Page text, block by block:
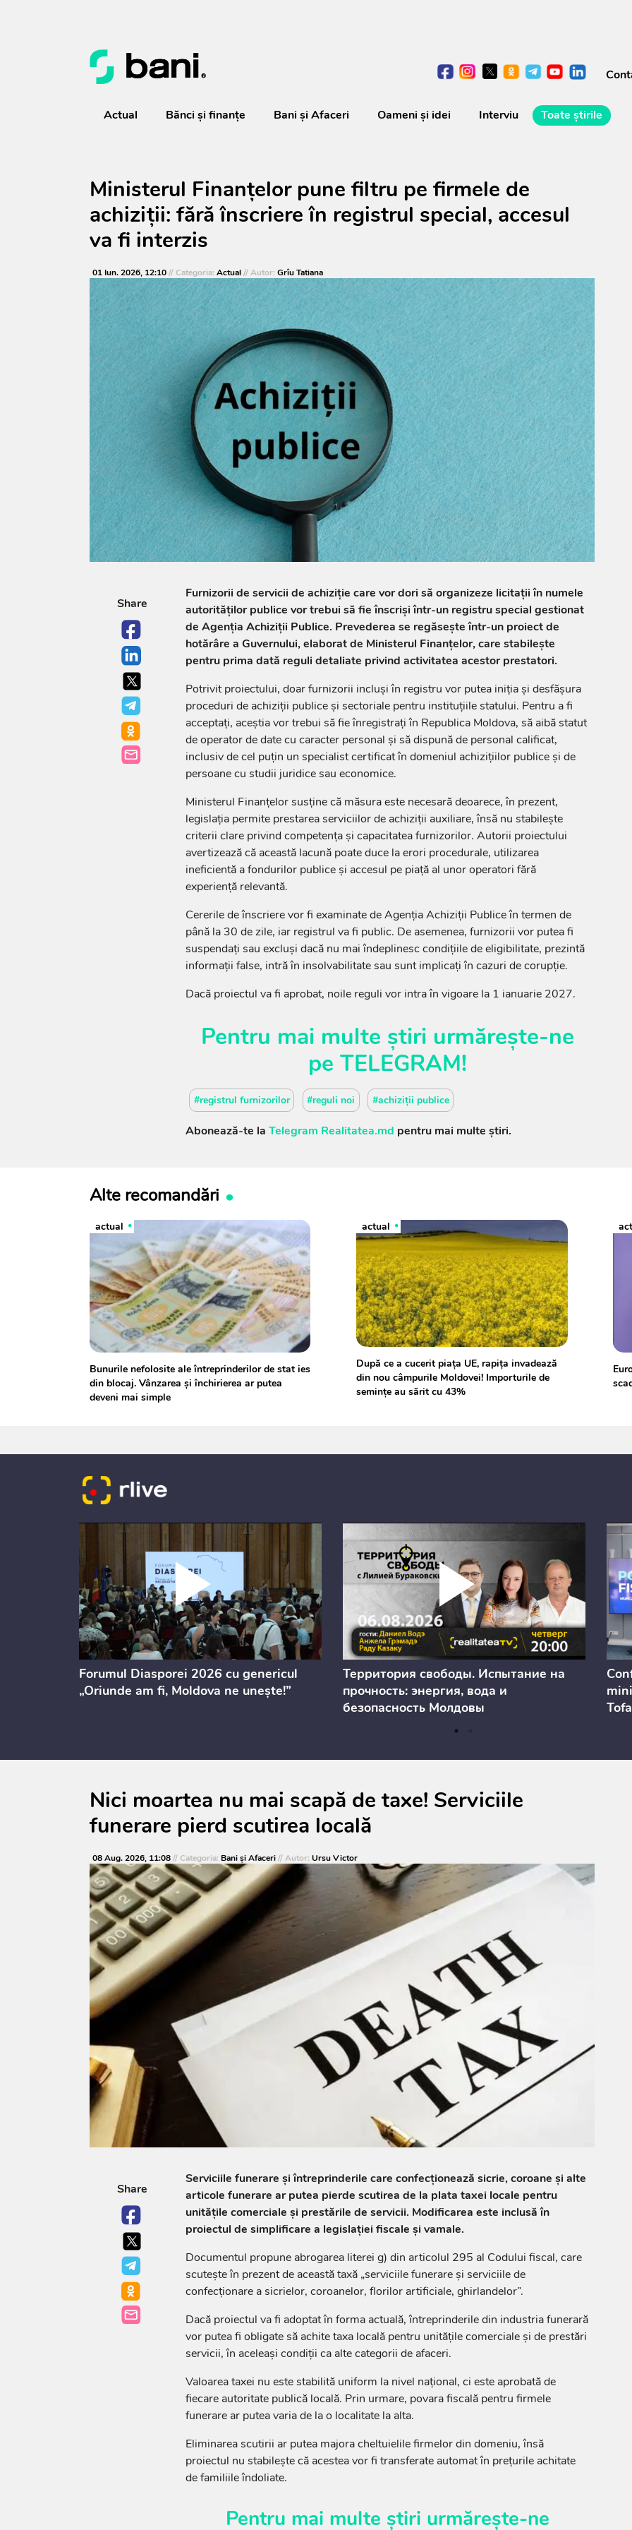
Actual Bănci şi finanţe Bani și Afaceri Oameni şi idei Interviu Toate știrile
Ministerul Finanțelor pune filtru pe firmele de
achiziții: fără înscriere în registrul special, accesul
va fi interzis
01 Iun. 2026, 12:10// Categoria: Actual// Autor: Grîu Tatiana
Share
Furnizorii de servicii de achiziție care vor dori să organizeze licitații în numele
autorităților publice vor trebui să fie înscriși într-un registru special gestionat
de Agenția Achiziții Publice. Prevederea se regăsește într-un proiect de
hotărâre a Guvernului, elaborat de Ministerul Finanțelor, care stabilește
pentru prima dată reguli detaliate privind activitatea acestor prestatori.
Potrivit proiectului, doar furnizorii incluși în registru vor putea iniția și desfășura
proceduri de achiziții publice și sectoriale pentru instituțiile statului. Pentru a fi
acceptați, aceștia vor trebui să fie înregistrați în Republica Moldova, să aibă statut
de operator de date cu caracter personal și să dispună de personal calificat,
inclusiv de cel puțin un specialist certificat în domeniul achizițiilor publice și de
persoane cu studii juridice sau economice.
Ministerul Finanțelor susține că măsura este necesară deoarece, în prezent,
legislația permite prestarea serviciilor de achiziții auxiliare, însă nu stabilește
criterii clare privind competența și capacitatea furnizorilor. Autorii proiectului
avertizează că această lacună poate duce la erori procedurale, utilizarea
ineficientă a fondurilor publice și accesul pe piață al unor operatori fără
experiență relevantă.
Cererile de înscriere vor fi examinate de Agenția Achiziții Publice în termen de
până la 30 de zile, iar registrul va fi public. De asemenea, furnizorii vor putea fi
suspendați sau excluși dacă nu mai îndeplinesc condițiile de eligibilitate, prezintă
informații false, intră în insolvabilitate sau sunt implicați în cazuri de corupție.
Dacă proiectul va fi aprobat, noile reguli vor intra în vigoare la 1 ianuarie 2027.
Pentru mai multe știri urmărește-ne
pe TELEGRAM!
#registrul furnizorilor #reguli noi #achiziții publice
Abonează-te la Telegram Realitatea.md pentru mai multe știri.
Alte recomandări
actual
Bunurile nefolosite ale întreprinderilor de stat ies
din blocaj. Vânzarea și închirierea ar putea
deveni mai simple
actual
După ce a cucerit piața UE, rapița invadează
din nou câmpurile Moldovei! Importurile de
semințe au sărit cu 43%
Forumul Diasporei 2026 cu genericul
„Oriunde am fi, Moldova ne unește!”
Территория свободы. Испытание на
прочность: энергия, вода и
безопасность Молдовы
Nici moartea nu mai scapă de taxe! Serviciile
funerare pierd scutirea locală
08 Aug. 2026, 11:08// Categoria: Bani și Afaceri// Autor: Ursu Victor
Share
Serviciile funerare și întreprinderile care confecționează sicrie, coroane și alte
articole funerare ar putea pierde scutirea de la plata taxei locale pentru
unitățile comerciale și prestările de servicii. Modificarea este inclusă în
proiectul de simplificare a legislației fiscale și vamale.
Documentul propune abrogarea literei g) din articolul 295 al Codului fiscal, care
scutește în prezent de această taxă „serviciile funerare și serviciile de
confecționare a sicrielor, coroanelor, florilor artificiale, ghirlandelor”.
Dacă proiectul va fi adoptat în forma actuală, întreprinderile din industria funerară
vor putea fi obligate să achite taxa locală pentru unitățile comerciale și de prestări
servicii, în aceleași condiții ca alte categorii de afaceri.
Valoarea taxei nu este stabilită uniform la nivel național, ci este aprobată de
fiecare autoritate publică locală. Prin urmare, povara fiscală pentru firmele
funerare ar putea varia de la o localitate la alta.
Eliminarea scutirii ar putea majora cheltuielile firmelor din domeniu, însă
proiectul nu stabilește că acestea vor fi transferate automat în prețurile achitate
de familiile îndoliate.
Pentru mai multe știri urmărește-ne